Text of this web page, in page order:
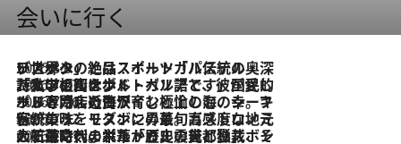
会いに行く
2026.8.8
リスボンの絶品スイーツ「パステル・デ・ナタ」とは？ポルトガル伝統の奥深い世界へ
2026.7.27
「私の祖国はポルトガル語です」国民的詩人フェルナンド・ペソアと、彼が愛した文学の街を歩く
2026.7.26
ポルトガル近海が育む極上の海の幸。キリリと冷えた白ワインと愉しむ、シーフード専門店の贅沢
2026.7.22
伝統の味をモダンに昇華。高感度な地元客が集う、リスボンの最旬ガストロノミー
2026.7.21
大航海時代の栄華から、震災、独裁、そして革命へ。ポルトガル・首都リスボンの石畳に刻まれた「歴史の光と影」